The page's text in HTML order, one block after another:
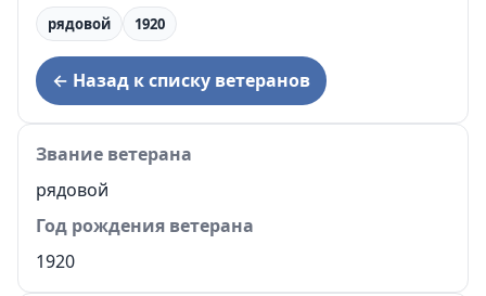
рядовой 1920
← Назад к списку ветеранов
Звание ветерана
рядовой
Год рождения ветерана
1920